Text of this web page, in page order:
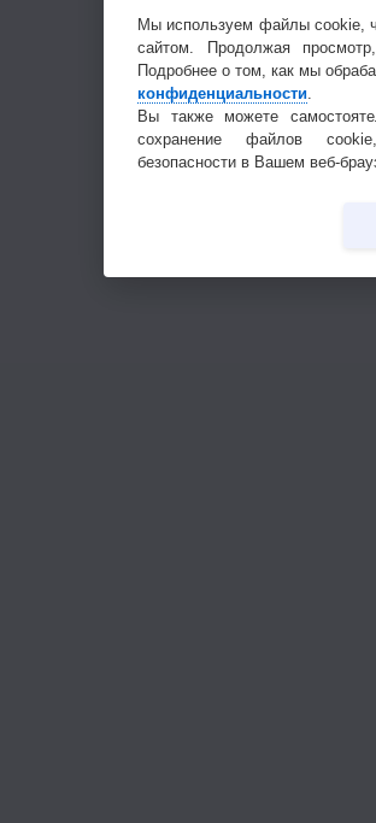
Мы используем файлы cookie,
сайтом. Продолжая
Подробнее о том, как мы
конфиденциальности
Вы также можете
сохранение файлов
безопасности в Вашем веб-